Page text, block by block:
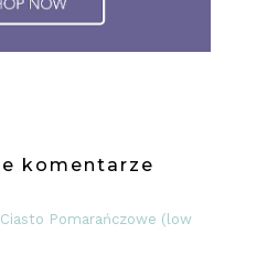
komentarze
Pomarańczowe (low